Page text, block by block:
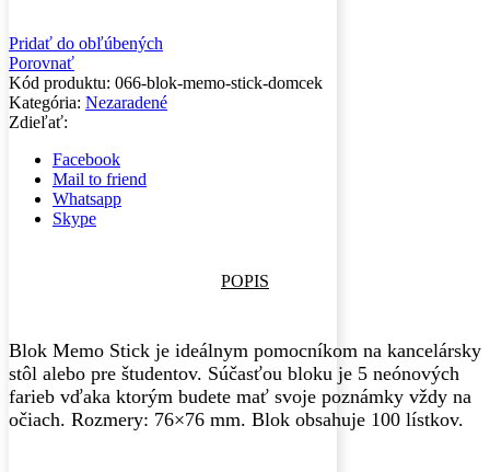
Pridať do obľúbených
Porovnať
Kód produktu: 066-blok-memo-stick-domcek
Kategória: Nezaradené
Zdieľať:
Facebook
Mail to friend
Whatsapp
Skype
POPIS
Blok Memo Stick je ideálnym pomocníkom na kancelársky
stôl alebo pre študentov. Súčasťou bloku je 5 neónových
farieb vďaka ktorým budete mať svoje poznámky vždy na
očiach. Rozmery: 76×76 mm. Blok obsahuje 100 lístkov.